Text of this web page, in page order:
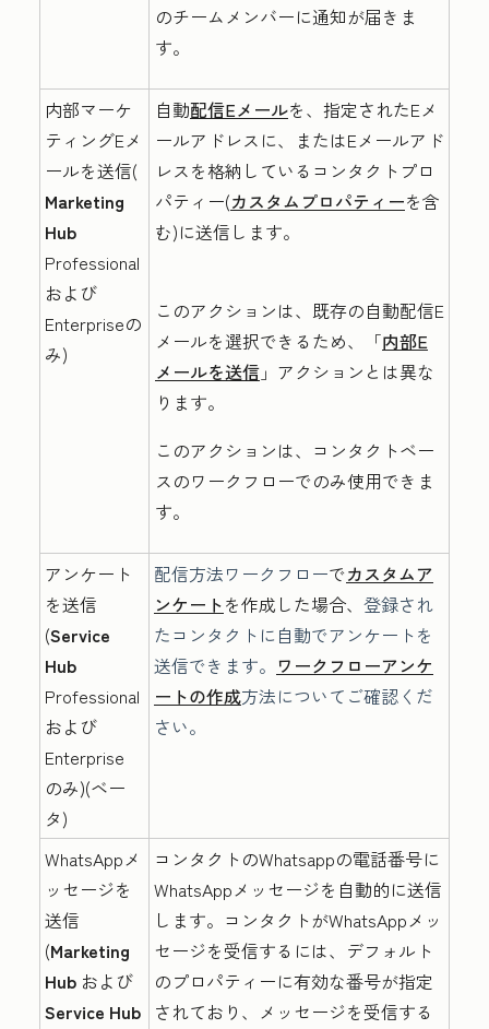
のチームメンバーに通知が届きま
す。
内部マーケ
ティングEメ
ールを送信(
Marketing
Hub
Professional
および
Enterpriseの
み)
自動配信Eメールを、指定されたEメ
ールアドレスに、またはEメールアド
レスを格納しているコンタクトプロ
パティー(カスタムプロパティーを含
む)に送信します。
このアクションは、 既存の自動配信E
メールを選択できるため、「内部E
メールを送信 」アクションとは異な
ります。
このアクションは、コンタクトベー
スのワークフローでのみ使用できま
す。
アンケート
を送信
(Service
Hub
Professional
および
Enterprise
のみ)(ベー
タ)
配信方法ワークフローでカスタムア
ンケートを作成した場合、 登録され
たコンタクトに自動でアンケートを
送信できます。 ワークフローアンケ
ートの作成方法についてご確認くだ
さい。
WhatsAppメ
ッセージを
送信
(Marketing
Hub および
Service Hub
コンタクトのWhatsappの電話番号に
WhatsAppメッセージを自動的に送信
します。コンタクトがWhatsAppメッ
セージを受信するには、デフォルト
のプロパティーに有効な番号が指定
されており、メッセージを受信する